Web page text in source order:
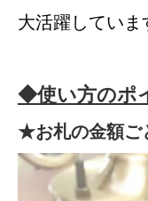
大活躍していま
◆使い方のポ
★お札の金額ご